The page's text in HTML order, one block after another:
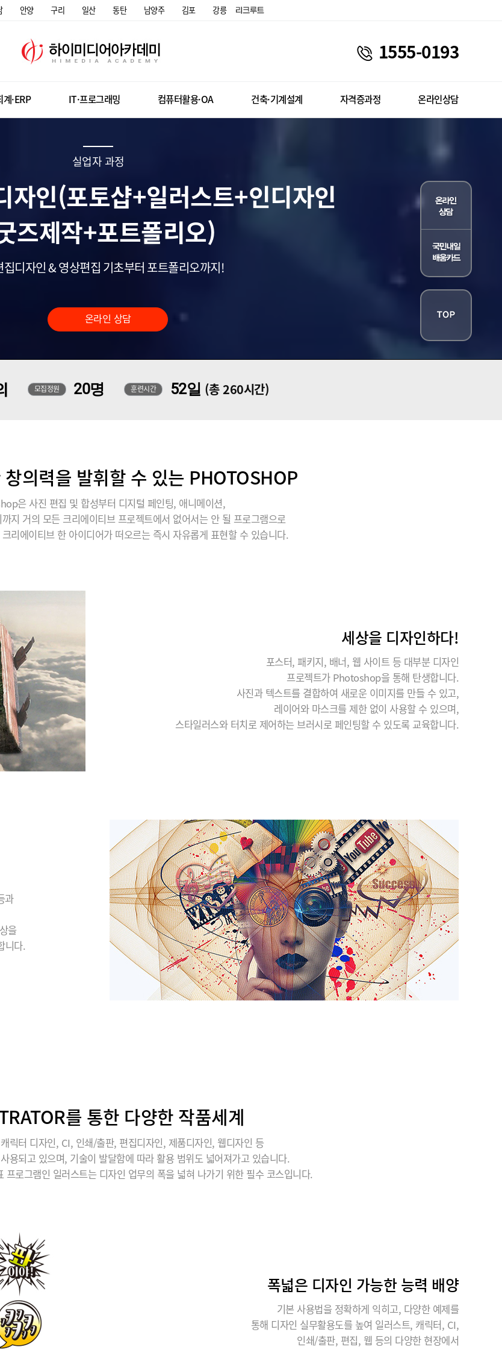
안양 구리 일산 동탄 남양주 김포 강릉
1555-0193
·ERP IT·프로그래밍 컴퓨터활용·OA 건축·기계설계 자격증과정 온라인상담
실업자 과정
자인(포토샵+일러스트+인디자인
즈제작+포트폴리오)
집디자인 & 영상편집 기초부터 포트폴리오까지!
온라인 상담
모집정원 20명 훈련시간 52일 (총 260시간)
의력을 발휘할 수 있는 PHOTOSHOP
은 사진 편집 및 합성부터 디지털 페인팅, 애니메이션,
지 거의 모든 크리에이티브 프로젝트에서 없어서는 안 될 프로그램으로
리에이티브 한 아이디어가 떠오르는 즉시 자유롭게 표현할 수 있습니다.
세상을 디자인하다!
포스터, 패키지, 배너, 웹 사이트 등 대부분 디자인
프로젝트가 Photoshop을 통해 탄생합니다.
사진과 텍스트를 결합하여 새로운 이미지를 만들 수 있고,
레이어와 마스크를 제한 없이 사용할 수 있으며,
스타일러스와 터치로 제어하는 브러시로 페인팅할 수 있도록 교육합니다.
과
을
니다.
를 통한 다양한 작품세계
릭터 디자인, CI, 인쇄/출판, 편집디자인, 제품디자인, 웹디자인 등
용되고 있으며, 기술이 발달함에 따라 활용 범위도 넓어져가고 있습니다.
프로그램인 일러스트는 디자인 업무의 폭을 넓혀 나가기 위한 필수 코스입니다.
폭넓은 디자인 가능한 능력 배양
기본 사용법을 정확하게 익히고, 다양한 예제를
통해 디자인 실무활용도를 높여 일러스트, 캐릭터, CI,
인쇄/출판, 편집, 웹 등의 다양한 현장에서